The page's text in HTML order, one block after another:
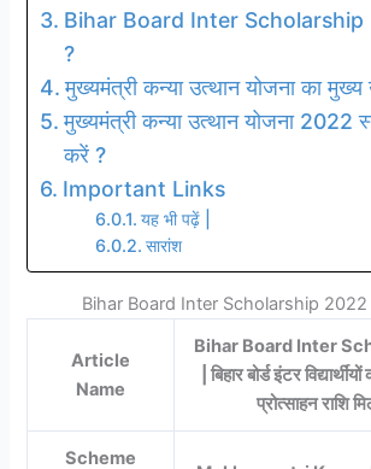
Bihar Board Inter Scholarship
?
मुख्यमंत्री कन्या उत्थान योजना का मुख्य
मुख्यमंत्री कन्या उत्थान योजना
करें ?
Important Links
यह भी पढ़ें |
सारांश
Bihar Board Inter Scholarship
Article
Name
Bihar Board Inter
| बिहार बोर्ड इंटर
प्रोत्साहन राशि
Scheme